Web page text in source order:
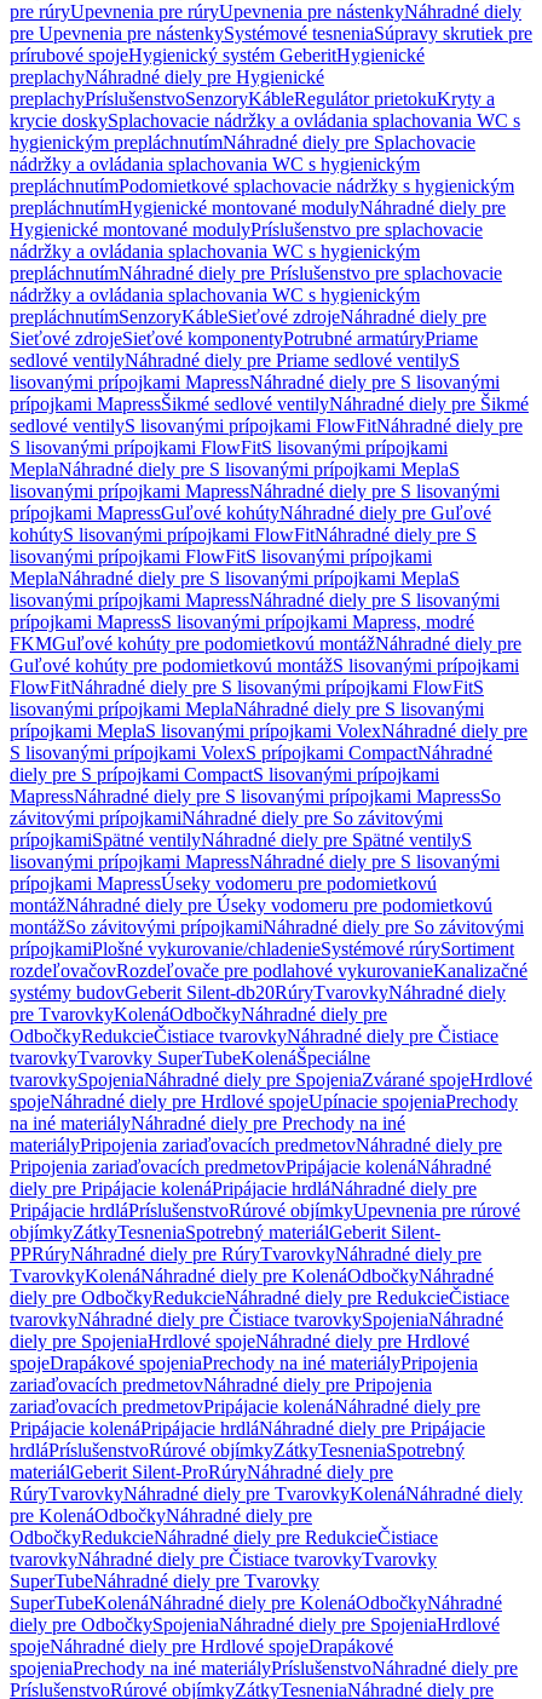
pre rúryUpevnenia pre rúryUpevnenia pre nástenkyNáhradné diely
pre Upevnenia pre nástenkySystémové tesneniaSúpravy skrutiek pre
prírubové spojeHygienický systém GeberitHygienické
preplachyNáhradné diely pre Hygienické
preplachyPríslušenstvoSenzoryKábleRegulátor prietokuKryty a
krycie doskySplachovacie nádržky a ovládania splachovania WC s
hygienickým prepláchnutímNáhradné diely pre Splachovacie
nádržky a ovládania splachovania WC s hygienickým
prepláchnutímPodomietkové splachovacie nádržky s hygienickým
prepláchnutímHygienické montované modulyNáhradné diely pre
Hygienické montované modulyPríslušenstvo pre splachovacie
nádržky a ovládania splachovania WC s hygienickým
prepláchnutímNáhradné diely pre Príslušenstvo pre splachovacie
nádržky a ovládania splachovania WC s hygienickým
prepláchnutímSenzoryKábleSieťové zdrojeNáhradné diely pre
Sieťové zdrojeSieťové komponentyPotrubné armatúryPriame
sedlové ventilyNáhradné diely pre Priame sedlové ventilyS
lisovanými prípojkami MapressNáhradné diely pre S lisovanými
prípojkami MapressŠikmé sedlové ventilyNáhradné diely pre Šikmé
sedlové ventilyS lisovanými prípojkami FlowFitNáhradné diely pre
S lisovanými prípojkami FlowFitS lisovanými prípojkami
MeplaNáhradné diely pre S lisovanými prípojkami MeplaS
lisovanými prípojkami MapressNáhradné diely pre S lisovanými
prípojkami MapressGuľové kohútyNáhradné diely pre Guľové
kohútyS lisovanými prípojkami FlowFitNáhradné diely pre S
lisovanými prípojkami FlowFitS lisovanými prípojkami
MeplaNáhradné diely pre S lisovanými prípojkami MeplaS
lisovanými prípojkami MapressNáhradné diely pre S lisovanými
prípojkami MapressS lisovanými prípojkami Mapress, modré
FKMGuľové kohúty pre podomietkovú montážNáhradné diely pre
Guľové kohúty pre podomietkovú montážS lisovanými prípojkami
FlowFitNáhradné diely pre S lisovanými prípojkami FlowFitS
lisovanými prípojkami MeplaNáhradné diely pre S lisovanými
prípojkami MeplaS lisovanými prípojkami VolexNáhradné diely pre
S lisovanými prípojkami VolexS prípojkami CompactNáhradné
diely pre S prípojkami CompactS lisovanými prípojkami
MapressNáhradné diely pre S lisovanými prípojkami MapressSo
závitovými prípojkamiNáhradné diely pre So závitovými
prípojkamiSpätné ventilyNáhradné diely pre Spätné ventilyS
lisovanými prípojkami MapressNáhradné diely pre S lisovanými
prípojkami MapressÚseky vodomeru pre podomietkovú
montážNáhradné diely pre Úseky vodomeru pre podomietkovú
montážSo závitovými prípojkamiNáhradné diely pre So závitovými
prípojkamiPlošné vykurovanie/chladenieSystémové rúrySortiment
rozdeľovačovRozdeľovače pre podlahové vykurovanieKanalizačné
systémy budovGeberit Silent-db20RúryTvarovkyNáhradné diely
pre TvarovkyKolenáOdbočkyNáhradné diely pre
OdbočkyRedukcieČistiace tvarovkyNáhradné diely pre Čistiace
tvarovkyTvarovky SuperTubeKolenáŠpeciálne
tvarovkySpojeniaNáhradné diely pre SpojeniaZvárané spojeHrdlové
spojeNáhradné diely pre Hrdlové spojeUpínacie spojeniaPrechody
na iné materiályNáhradné diely pre Prechody na iné
materiályPripojenia zariaďovacích predmetovNáhradné diely pre
Pripojenia zariaďovacích predmetovPripájacie kolenáNáhradné
diely pre Pripájacie kolenáPripájacie hrdláNáhradné diely pre
Pripájacie hrdláPríslušenstvoRúrové objímkyUpevnenia pre rúrové
objímkyZátkyTesneniaSpotrebný materiálGeberit Silent-
PPRúryNáhradné diely pre RúryTvarovkyNáhradné diely pre
TvarovkyKolenáNáhradné diely pre KolenáOdbočkyNáhradné
diely pre OdbočkyRedukcieNáhradné diely pre RedukcieČistiace
tvarovkyNáhradné diely pre Čistiace tvarovkySpojeniaNáhradné
diely pre SpojeniaHrdlové spojeNáhradné diely pre Hrdlové
spojeDrapákové spojeniaPrechody na iné materiályPripojenia
zariaďovacích predmetovNáhradné diely pre Pripojenia
zariaďovacích predmetovPripájacie kolenáNáhradné diely pre
Pripájacie kolenáPripájacie hrdláNáhradné diely pre Pripájacie
hrdláPríslušenstvoRúrové objímkyZátkyTesneniaSpotrebný
materiálGeberit Silent-ProRúryNáhradné diely pre
RúryTvarovkyNáhradné diely pre TvarovkyKolenáNáhradné diely
pre KolenáOdbočkyNáhradné diely pre
OdbočkyRedukcieNáhradné diely pre RedukcieČistiace
tvarovkyNáhradné diely pre Čistiace tvarovkyTvarovky
SuperTubeNáhradné diely pre Tvarovky
SuperTubeKolenáNáhradné diely pre KolenáOdbočkyNáhradné
diely pre OdbočkySpojeniaNáhradné diely pre SpojeniaHrdlové
spojeNáhradné diely pre Hrdlové spojeDrapákové
spojeniaPrechody na iné materiályPríslušenstvoNáhradné diely pre
PríslušenstvoRúrové objímkyZátkyTesneniaNáhradné diely pre